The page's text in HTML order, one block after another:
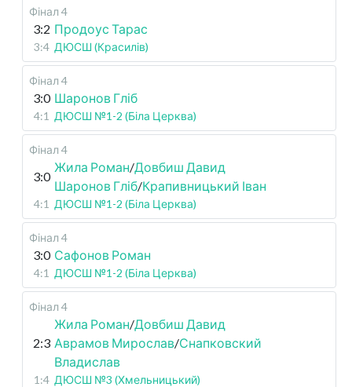
Фінал 4
3:2 Продоус Тарас
3:4 ДЮСШ (Красилів)
Фінал 4
3:0 Шаронов Гліб
4:1 ДЮСШ №1-2 (Біла Церква)
Фінал 4
3:0
Жила Роман/Довбиш Давид
Шаронов Гліб/Крапивницький Іван
4:1 ДЮСШ №1-2 (Біла Церква)
Фінал 4
3:0 Сафонов Роман
4:1 ДЮСШ №1-2 (Біла Церква)
Фінал 4
2:3
Жила Роман/Довбиш Давид
Аврамов Мирослав/Снапковский
Владислав
1:4 ДЮСШ №3 (Хмельницький)